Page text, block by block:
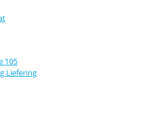
105
Liefering